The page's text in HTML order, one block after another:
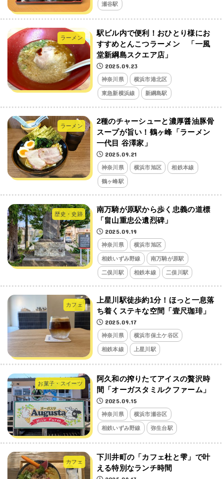
瀬谷駅
ラーメン
駅ビル内で便利！おひとり様にお
すすめとんこつラーメン 「一風
堂新綱島スクエア店」
2025.09.23
神奈川県 横浜市港北区
東急新横浜線 新綱島駅
ラーメン
2種のチャーシューと濃厚醤油豚骨
スープが旨い！鶴ヶ峰「ラーメン
一代目 谷澤家」
2025.09.21
神奈川県 横浜市旭区 相鉄本線
鶴ヶ峰駅
歴史・史跡
南万騎が原駅から歩く忠義の道標
「畠山重忠公遺烈碑」
2025.09.19
神奈川県 横浜市旭区
相鉄いずみ野線 南万騎が原駅
二俣川駅 相鉄本線 二俣川駅
カフェ
上星川駅徒歩約1分！ほっと一息落
ち着くステキな空間「壹尺珈琲」
2025.09.17
神奈川県 横浜市保土ケ谷区
相鉄本線 上星川駅
お菓子・スイーツ
阿久和の搾りたてアイスの贅沢時
間「オーガスタミルクファーム」
2025.09.15
神奈川県 横浜市瀬谷区
相鉄いずみ野線 弥生台駅
カフェ
下川井町の「カフェ杜と雫」で叶
える特別なランチ時間